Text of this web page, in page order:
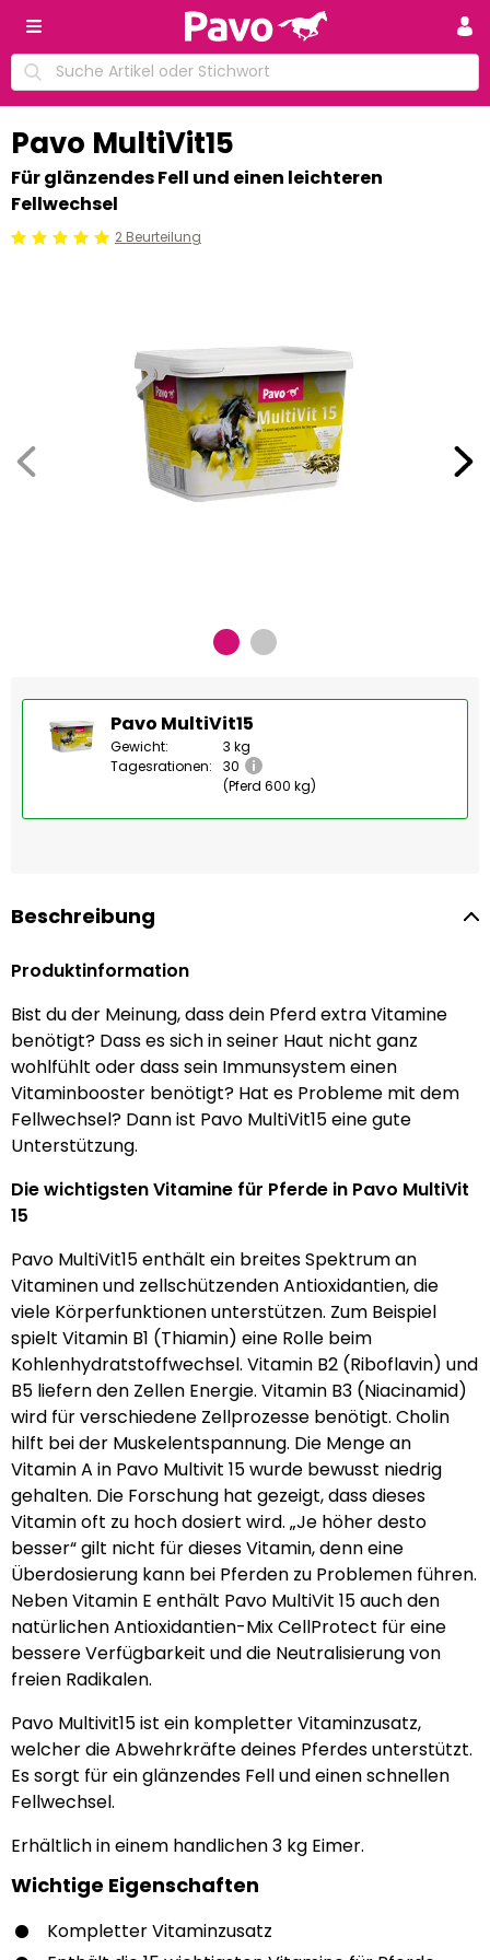
Pavo MultiVit15
Für glänzendes Fell und einen leichteren
Fellwechsel
Beoordeling: 5/5 2 Beurteilung
Pavo MultiVit15
Gewicht:
3 kg
Tagesrationen:
30
(Pferd 600 kg)
Beschreibung
Produktinformation
Bist du der Meinung, dass dein Pferd extra Vitamine
benötigt? Dass es sich in seiner Haut nicht ganz
wohlfühlt oder dass sein Immunsystem einen
Vitaminbooster benötigt? Hat es Probleme mit dem
Fellwechsel? Dann ist Pavo MultiVit15 eine gute
Unterstützung.
Die wichtigsten Vitamine für Pferde in Pavo MultiVit
15
Pavo MultiVit15 enthält ein breites Spektrum an
Vitaminen und zellschützenden Antioxidantien, die
viele Körperfunktionen unterstützen. Zum Beispiel
spielt Vitamin B1 (Thiamin) eine Rolle beim
Kohlenhydratstoffwechsel. Vitamin B2 (Riboflavin) und
B5 liefern den Zellen Energie. Vitamin B3 (Niacinamid)
wird für verschiedene Zellprozesse benötigt. Cholin
hilft bei der Muskelentspannung. Die Menge an
Vitamin A in Pavo Multivit 15 wurde bewusst niedrig
gehalten. Die Forschung hat gezeigt, dass dieses
Vitamin oft zu hoch dosiert wird. „Je höher desto
besser“ gilt nicht für dieses Vitamin, denn eine
Überdosierung kann bei Pferden zu Problemen führen.
Neben Vitamin E enthält Pavo MultiVit 15 auch den
natürlichen Antioxidantien-Mix CellProtect für eine
bessere Verfügbarkeit und die Neutralisierung von
freien Radikalen.
Pavo Multivit15 ist ein kompletter Vitaminzusatz,
welcher die Abwehrkräfte deines Pferdes unterstützt.
Es sorgt für ein glänzendes Fell und einen schnellen
Fellwechsel.
Erhältlich in einem handlichen 3 kg Eimer.
Wichtige Eigenschaften
Kompletter Vitaminzusatz